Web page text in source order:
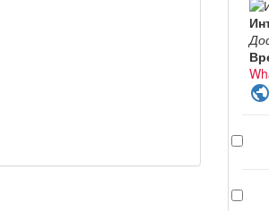
public